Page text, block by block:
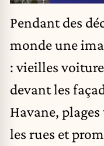
Pendant des
monde une
: vieilles
devant les
Havane,
les rues et